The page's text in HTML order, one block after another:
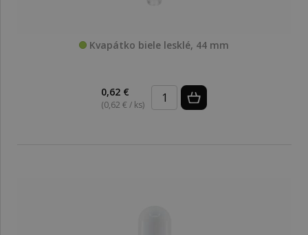
Kvapátko biele lesklé, 44 mm
0,62 €
(0,62 € / ks)